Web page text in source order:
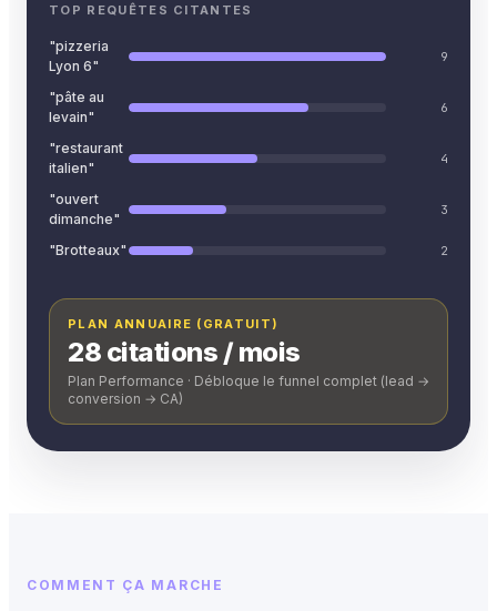
TOP REQUÊTES CITANTES
"pizzeria
Lyon 6"
9
"pâte au
levain"
6
"restaurant
italien"
4
"ouvert
dimanche"
3
"Brotteaux" 2
PLAN ANNUAIRE (GRATUIT)
28 citations / mois
Plan Performance · Débloque le funnel complet (lead →
conversion → CA)
COMMENT ÇA MARCHE